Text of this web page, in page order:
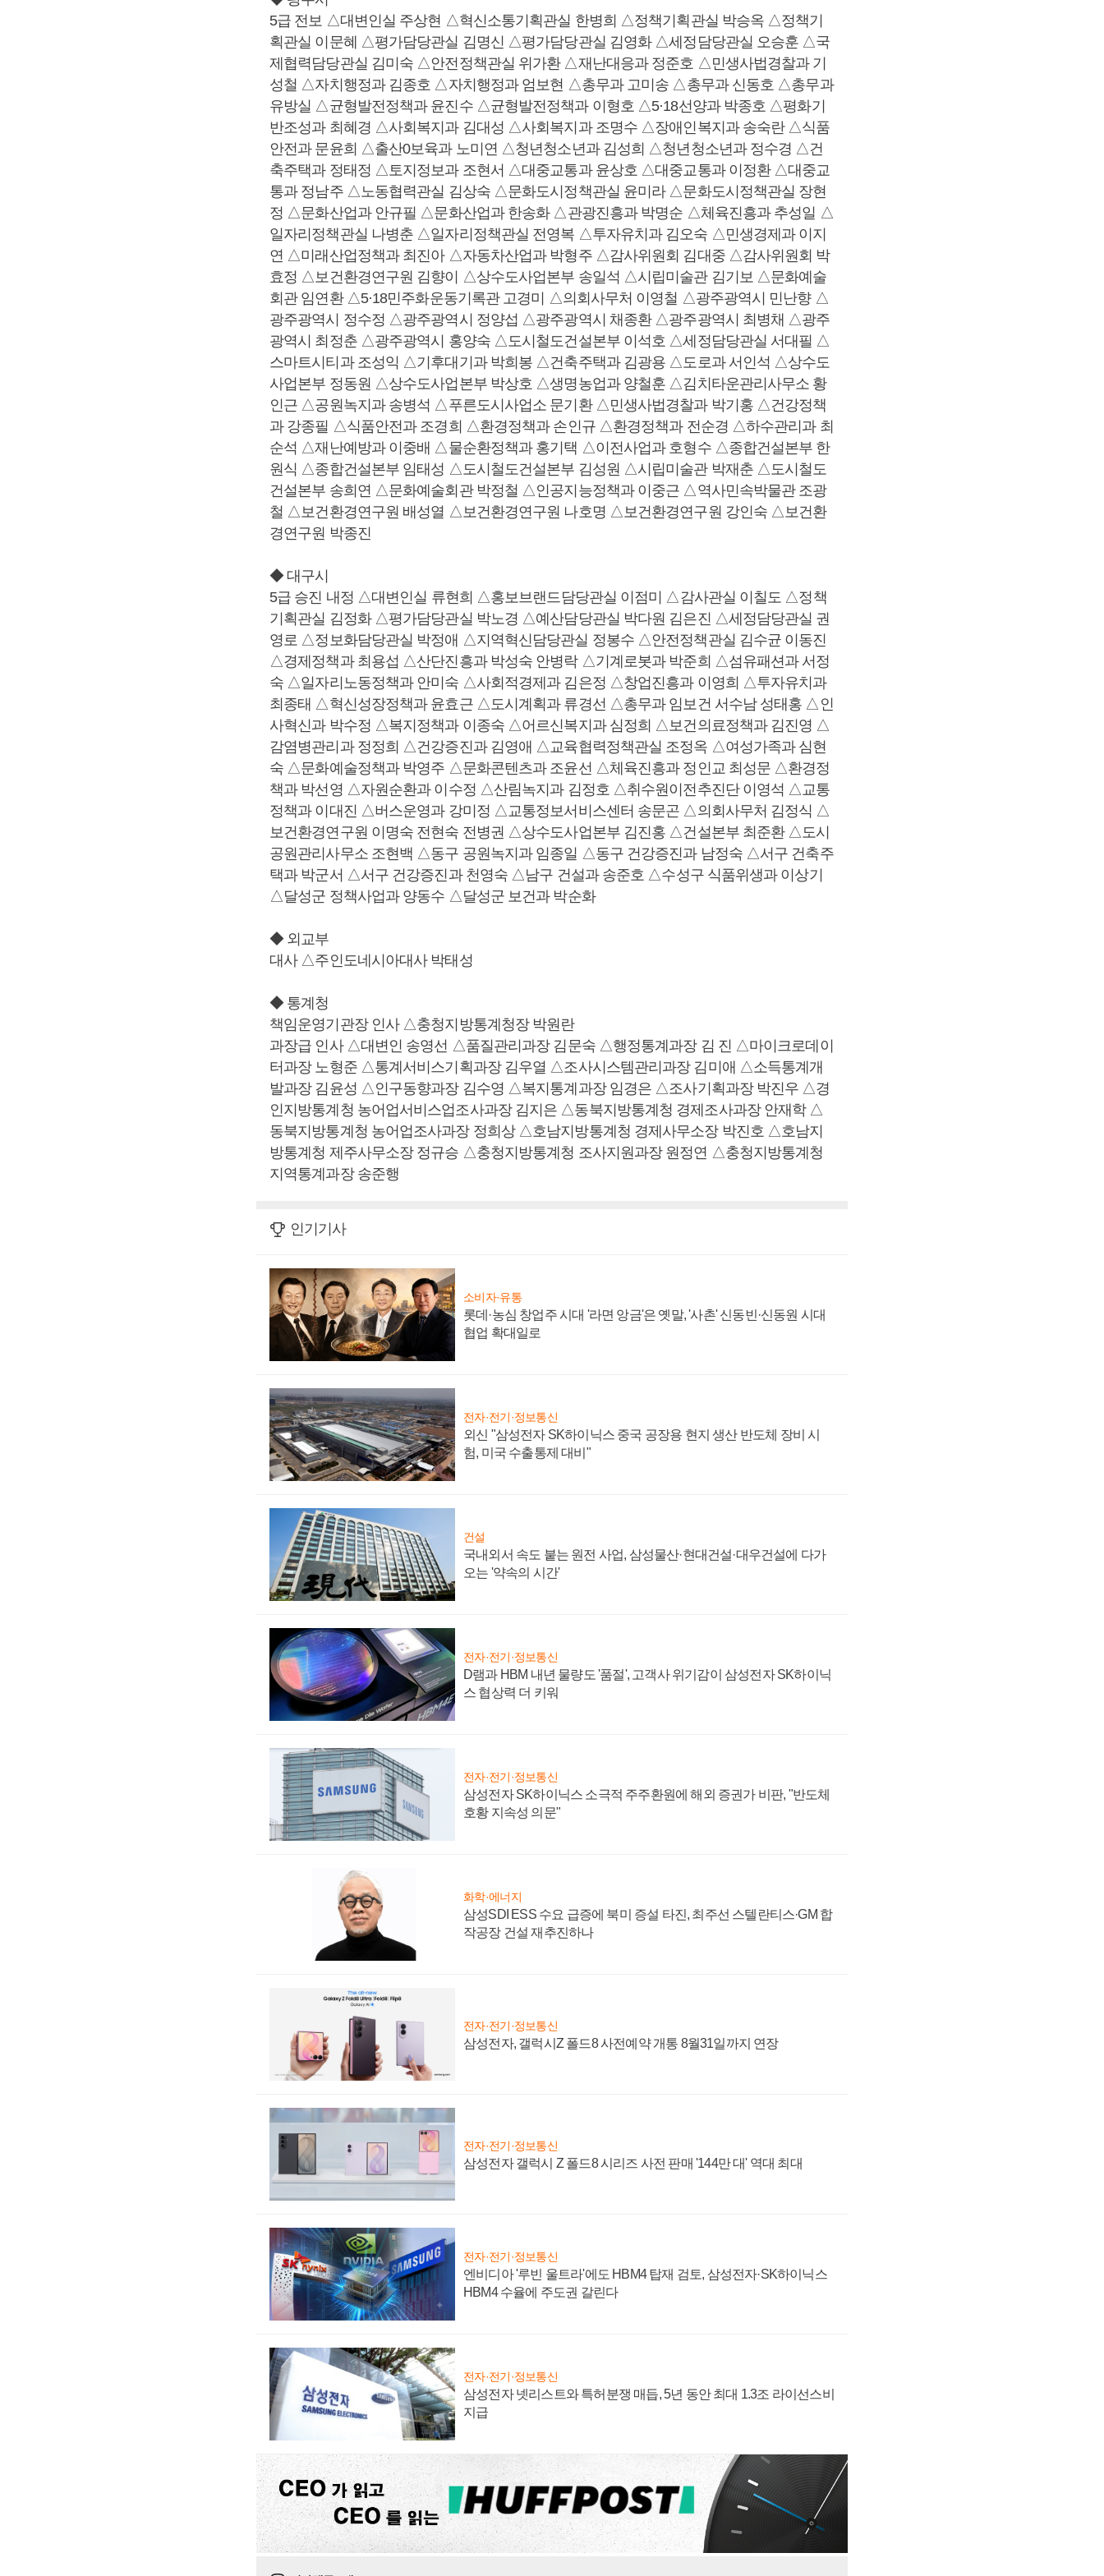
5급 전보 △대변인실 주상현 △혁신소통기획관실 한병희 △정책기획관실 박승옥 △정책기
획관실 이문혜 △평가담당관실 김명신 △평가담당관실 김영화 △세정담당관실 오승훈 △국
제협력담당관실 김미숙 △안전정책관실 위가환 △재난대응과 정준호 △민생사법경찰과 기
성철 △자치행정과 김종호 △자치행정과 엄보현 △총무과 고미송 △총무과 신동호 △총무과
유방실 △균형발전정책과 윤진수 △균형발전정책과 이형호 △5·18선양과 박종호 △평화기
반조성과 최혜경 △사회복지과 김대성 △사회복지과 조명수 △장애인복지과 송숙란 △식품
안전과 문윤희 △출산0보육과 노미연 △청년청소년과 김성희 △청년청소년과 정수경 △건
축주택과 정태정 △토지정보과 조현서 △대중교통과 윤상호 △대중교통과 이정환 △대중교
통과 정남주 △노동협력관실 김상숙 △문화도시정책관실 윤미라 △문화도시정책관실 장현
정 △문화산업과 안규필 △문화산업과 한송화 △관광진흥과 박명순 △체육진흥과 추성일 △
일자리정책관실 나병춘 △일자리정책관실 전영복 △투자유치과 김오숙 △민생경제과 이지
연 △미래산업정책과 최진아 △자동차산업과 박형주 △감사위원회 김대중 △감사위원회 박
효정 △보건환경연구원 김향이 △상수도사업본부 송일석 △시립미술관 김기보 △문화예술
회관 임연환 △5·18민주화운동기록관 고경미 △의회사무처 이영철 △광주광역시 민난향 △
광주광역시 정수정 △광주광역시 정양섭 △광주광역시 채종환 △광주광역시 최병채 △광주
광역시 최정춘 △광주광역시 홍양숙 △도시철도건설본부 이석호 △세정담당관실 서대필 △
스마트시티과 조성익 △기후대기과 박희봉 △건축주택과 김광용 △도로과 서인석 △상수도
사업본부 정동원 △상수도사업본부 박상호 △생명농업과 양철훈 △김치타운관리사무소 황
인근 △공원녹지과 송병석 △푸른도시사업소 문기환 △민생사법경찰과 박기홍 △건강정책
과 강종필 △식품안전과 조경희 △환경정책과 손인규 △환경정책과 전순경 △하수관리과 최
순석 △재난예방과 이중배 △물순환정책과 홍기택 △이전사업과 호형수 △종합건설본부 한
원식 △종합건설본부 임태성 △도시철도건설본부 김성원 △시립미술관 박재춘 △도시철도
건설본부 송희연 △문화예술회관 박정철 △인공지능정책과 이중근 △역사민속박물관 조광
철 △보건환경연구원 배성열 △보건환경연구원 나호명 △보건환경연구원 강인숙 △보건환
경연구원 박종진
◆ 대구시
5급 승진 내정 △대변인실 류현희 △홍보브랜드담당관실 이점미 △감사관실 이칠도 △정책
기획관실 김정화 △평가담당관실 박노경 △예산담당관실 박다원 김은진 △세정담당관실 권
영로 △정보화담당관실 박정애 △지역혁신담당관실 정봉수 △안전정책관실 김수균 이동진
△경제정책과 최용섭 △산단진흥과 박성숙 안병락 △기계로봇과 박준희 △섬유패션과 서정
숙 △일자리노동정책과 안미숙 △사회적경제과 김은정 △창업진흥과 이영희 △투자유치과
최종태 △혁신성장정책과 윤효근 △도시계획과 류경선 △총무과 임보건 서수남 성태홍 △인
사혁신과 박수정 △복지정책과 이종숙 △어르신복지과 심정희 △보건의료정책과 김진영 △
감염병관리과 정정희 △건강증진과 김영애 △교육협력정책관실 조정옥 △여성가족과 심현
숙 △문화예술정책과 박영주 △문화콘텐츠과 조윤선 △체육진흥과 정인교 최성문 △환경정
책과 박선영 △자원순환과 이수정 △산림녹지과 김정호 △취수원이전추진단 이영석 △교통
정책과 이대진 △버스운영과 강미정 △교통정보서비스센터 송문곤 △의회사무처 김정식 △
보건환경연구원 이명숙 전현숙 전병권 △상수도사업본부 김진홍 △건설본부 최준환 △도시
공원관리사무소 조현백 △동구 공원녹지과 임종일 △동구 건강증진과 남정숙 △서구 건축주
택과 박군서 △서구 건강증진과 천영숙 △남구 건설과 송준호 △수성구 식품위생과 이상기
△달성군 정책사업과 양동수 △달성군 보건과 박순화
◆ 외교부
대사 △주인도네시아대사 박태성
◆ 통계청
책임운영기관장 인사 △충청지방통계청장 박원란
과장급 인사 △대변인 송영선 △품질관리과장 김문숙 △행정통계과장 김 진 △마이크로데이
터과장 노형준 △통계서비스기획과장 김우열 △조사시스템관리과장 김미애 △소득통계개
발과장 김윤성 △인구동향과장 김수영 △복지통계과장 임경은 △조사기획과장 박진우 △경
인지방통계청 농어업서비스업조사과장 김지은 △동북지방통계청 경제조사과장 안재학 △
동북지방통계청 농어업조사과장 정희상 △호남지방통계청 경제사무소장 박진호 △호남지
방통계청 제주사무소장 정규승 △충청지방통계청 조사지원과장 원정연 △충청지방통계청
지역통계과장 송준행
인기기사
소비자·유통
롯데·농심 창업주 시대 '라면 앙금'은 옛말, '사촌' 신동빈·신동원 시대
협업 확대일로
전자·전기·정보통신
외신 "삼성전자 SK하이닉스 중국 공장용 현지 생산 반도체 장비 시
험, 미국 수출통제 대비"
건설
국내외서 속도 붙는 원전 사업, 삼성물산·현대건설·대우건설에 다가
오는 '약속의 시간'
전자·전기·정보통신
D램과 HBM 내년 물량도 '품절', 고객사 위기감이 삼성전자 SK하이닉
스 협상력 더 키워
전자·전기·정보통신
삼성전자 SK하이닉스 소극적 주주환원에 해외 증권가 비판, "반도체
호황 지속성 의문"
화학·에너지
삼성SDI ESS 수요 급증에 북미 증설 타진, 최주선 스텔란티스·GM 합
작공장 건설 재추진하나
전자·전기·정보통신
삼성전자, 갤럭시Z 폴드8 사전예약 개통 8월31일까지 연장
전자·전기·정보통신
삼성전자 갤럭시 Z 폴드8 시리즈 사전 판매 '144만 대' 역대 최대
전자·전기·정보통신
엔비디아 '루빈 울트라'에도 HBM4 탑재 검토, 삼성전자·SK하이닉스
HBM4 수율에 주도권 갈린다
전자·전기·정보통신
삼성전자 넷리스트와 특허분쟁 매듭, 5년 동안 최대 1.3조 라이선스비
지급